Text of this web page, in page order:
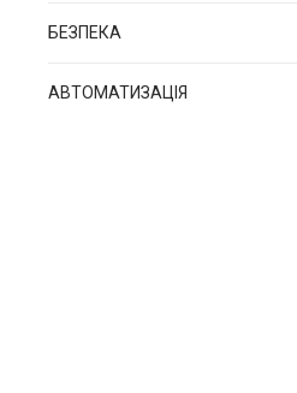
БЕЗПЕКА
АВТОМАТИЗАЦІЯ